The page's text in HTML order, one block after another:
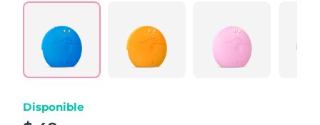
Disponible